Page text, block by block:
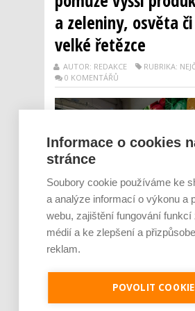
a zeleniny, osvěta
velké řetězce
AUTOR: REDAKCE
RUBRIKA:
0 KOMENTÁŘŮ
S koronavirovou krizí v Česku
hlasy po větší potravinové
Odborníci volají zejména po
ovoce a zeleniny, rozšíření
prostor či výraznější osvětě
Informace o cookies
stránce
Soubory cookie používáme ke
a analýze informací o výkonu a
webu, zajištění fungování
médií a ke zlepšení a
reklam.
POVOLIT